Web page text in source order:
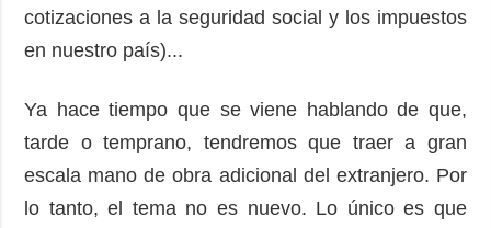
cotizaciones a la seguridad social y los impuestos
en nuestro país)...
Ya hace tiempo que se viene hablando de que,
tarde o temprano, tendremos que traer a gran
escala mano de obra adicional del extranjero. Por
lo tanto, el tema no es nuevo. Lo único es que